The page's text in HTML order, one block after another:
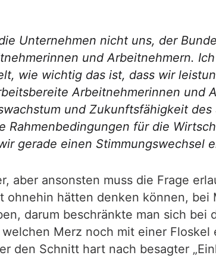
Unternehmen nicht uns, der
und Arbeitnehmern.
wie wichtig das ist, dass wir
Arbeitnehmerinnen und
und Zukunftsfähigkeit
Rahmenbedingungen für die
gerade einen Stimmungswechsel
aber ansonsten muss die Frage
hätten denken können, bei
darum beschränkte man sich bei
Merz noch mit einer
den Schnitt hart nach besagter